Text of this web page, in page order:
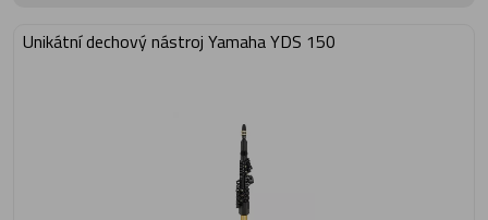
Unikátní dechový nástroj Yamaha YDS 150